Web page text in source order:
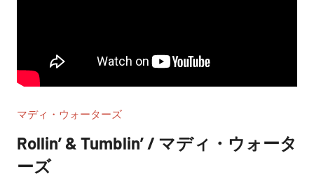
マディ・ウォーターズ
Rollin’ & Tumblin’ / マディ・ウォータ
ーズ